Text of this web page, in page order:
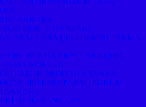
TERTİBATI SÖKÜM ARAÇ
ANKARA
MONTAJI ANKARA
V ARAÇLARA ÇEKİ DEMİRİ TAKMA
CRV HONDA ARAÇLARA ÇEKİ
MONTAJI
DEMİRİ MONTAJI ANKARA
SİSTEMİ APARATI SÖKÜM
ANKARA
DEMİRİ ANKARA